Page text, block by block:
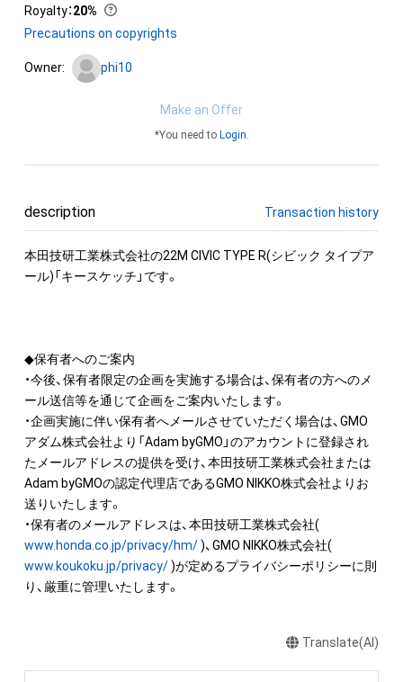
Royalty：20%
Precautions on copyrights
Owner: phi10
Make an Offer
*You need to Login.
description Transaction history
本田技研工業株式会社の22M CIVIC TYPE R(シビック タイプア
ール)「キースケッチ」です。
◆保有者へのご案内
・今後、保有者限定の企画を実施する場合は、保有者の方へのメ
ール送信等を通じて企画をご案内いたします。
・企画実施に伴い保有者へメールさせていただく場合は、GMO
アダム株式会社より「Adam byGMO」のアカウントに登録され
たメールアドレスの提供を受け、本田技研工業株式会社または
Adam byGMOの認定代理店であるGMO NIKKO株式会社よりお
送りいたします。
www.honda.co.jp/privacy/hm/
www.koukoku.jp/privacy/ )が定めるプライバシーポリシーに則
り、厳重に管理いたします。
Translate(AI)